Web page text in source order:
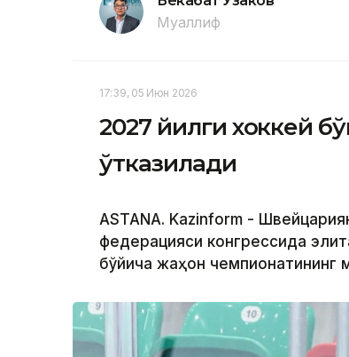
Муаллиф
17:39, 05 Июн 2026
2027 йилги хоккей
ўтказилади
ASTANA. Kazinform -
федерацияси конгрессида
бўйича жаҳон чемпионатининг